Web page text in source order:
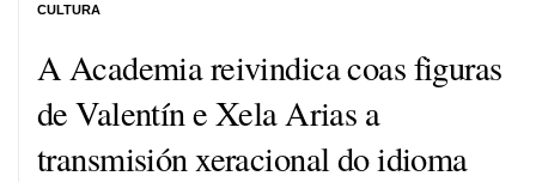
A Academia reivindica coas figuras
de Valentíne Xela Arias a
transmisión xeracional do idioma
CULTURA